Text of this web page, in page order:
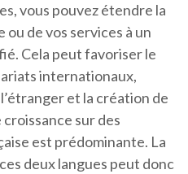
vous pouvez étendre la
de vos services à un
Cela peut favoriser le
internationaux,
et la création de
sur des
est prédominante. La
deux langues peut donc